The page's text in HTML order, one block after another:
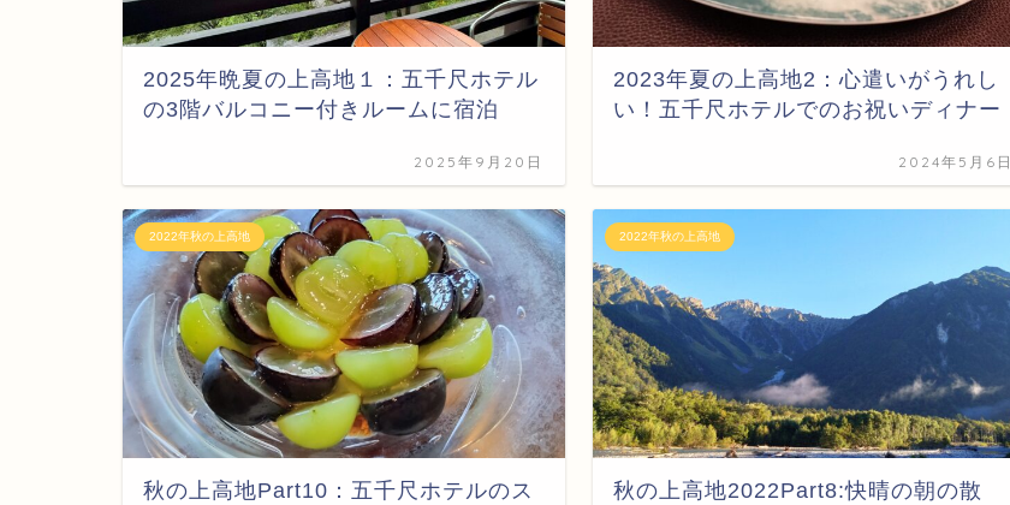
2025年晩夏の上高地１：五千尺ホテル
の3階バルコニー付きルームに宿泊
2025年9月20日
2023年夏の上高地2：心遣いがうれし
い！五千尺ホテルでのお祝いディナー
2024年5月6日
2022年秋の上高地
秋の上高地Part10：五千尺ホテルのス
2022年秋の上高地
秋の上高地2022Part8:快晴の朝の散